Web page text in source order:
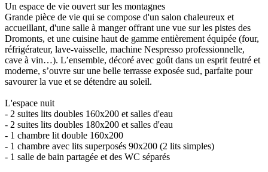
Un espace de vie ouvert sur les montagnes
Grande pièce de vie qui se compose d'un salon chaleureux et
accueillant, d'une salle à manger offrant une vue sur les pistes des
Dromonts, et une cuisine haut de gamme entièrement équipée (four,
réfrigérateur, lave-vaisselle, machine Nespresso professionnelle,
cave à vin…). L’ensemble, décoré avec goût dans un esprit feutré et
moderne, s’ouvre sur une belle terrasse exposée sud, parfaite pour
savourer la vue et se détendre au soleil.
L'espace nuit
- 2 suites lits doubles 160x200 et salles d'eau
- 2 suites lits doubles 180x200 et salles d'eau
- 1 chambre lit double 160x200
- 1 chambre avec lits superposés 90x200 (2 lits simples)
- 1 salle de bain partagée et des WC séparés